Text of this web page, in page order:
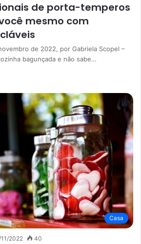
de porta-temperos
mesmo com
de 2022, por Gabriela Scopel –
bagunçada e não sabe…
Casa
2022 40